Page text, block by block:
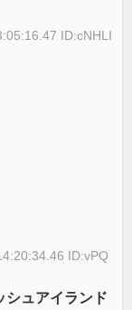
ID:cNHLI
ID:vPQ
シュアイランド